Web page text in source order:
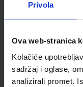
Privola
Ova web-stranica
Kolačiće
sadržaj i oglase,
analizirali promet.
FIZIKA OKO NAS 4;
Vadlja Rešetar
Nakladnik:
ŠKOLSKA
DOM